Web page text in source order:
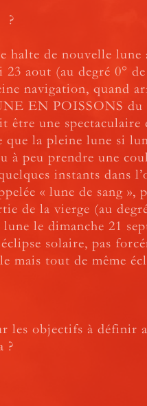
?
halte de nouvelle lune
23 aout (au degré 0°
navigation, quand
EN POISSONS du
être une spectaculaire
que la pleine lune si
à peu prendre une
instants dans
« lune de sang »,
de la vierge (au
le dimanche 21
solaire, pas
mais tout de même
les objectifs à définir
?